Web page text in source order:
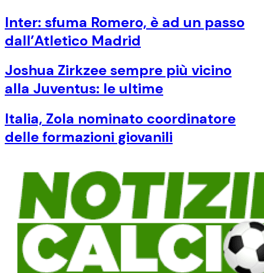
Inter: sfuma Romero, è ad un passo
dall’Atletico Madrid
Joshua Zirkzee sempre più vicino
alla Juventus: le ultime
Italia, Zola nominato coordinatore
delle formazioni giovanili